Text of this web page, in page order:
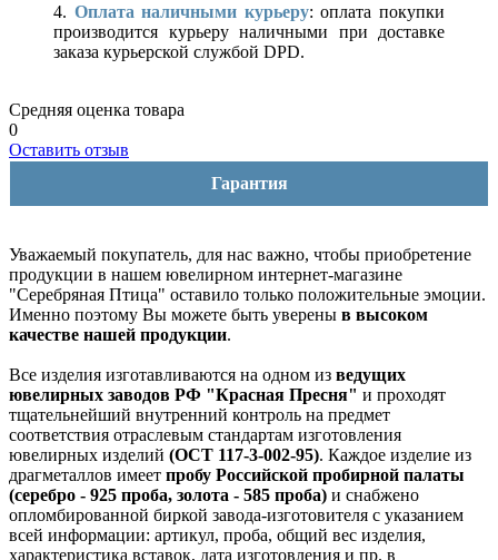
4. Оплата наличными курьеру: оплата покупки
производится курьеру наличными при доставке
заказа курьерской службой DPD.
Средняя оценка товара
0
Оставить отзыв
Гарантия
Уважаемый покупатель, для нас важно, чтобы приобретение
продукции в нашем ювелирном интернет-магазине
"Серебряная Птица" оставило только положительные эмоции.
Именно поэтому Вы можете быть уверены в высоком
качестве нашей продукции.
Все изделия изготавливаются на одном из ведущих
ювелирных заводов РФ "Красная Пресня" и проходят
тщательнейший внутренний контроль на предмет
соответствия отраслевым стандартам изготовления
ювелирных изделий (ОСТ 117-3-002-95). Каждое изделие из
драгметаллов имеет пробу Российской пробирной палаты
(серебро - 925 проба, золота - 585 проба) и снабжено
опломбированной биркой завода-изготовителя с указанием
всей информации: артикул, проба, общий вес изделия,
характеристика вставок, дата изготовления и пр. в